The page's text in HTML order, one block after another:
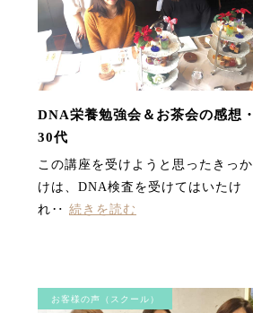
DNA栄養勉強会＆お茶会の感想・
30代
この講座を受けようと思ったきっか
けは、DNA検査を受けてはいたけ
れ‥ 続きを読む
お客様の声（スクール）